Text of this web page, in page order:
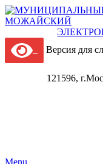
Версия для
121596,
Menu